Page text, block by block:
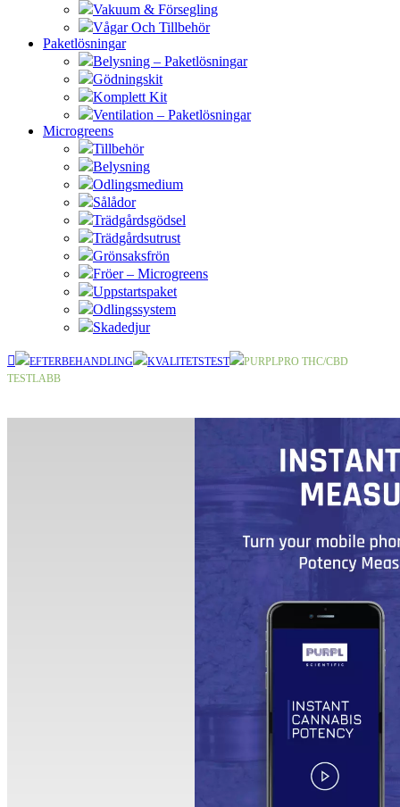
Vakuum & Försegling
Vågar Och Tillbehör
Paketlösningar
Belysning – Paketlösningar
Gödningskit
Komplett Kit
Ventilation – Paketlösningar
Microgreens
Tillbehör
Belysning
Odlingsmedium
Sålådor
Trädgårdsgödsel
Trädgårdsutrust
Grönsaksfrön
Fröer – Microgreens
Uppstartspaket
Odlingssystem
Skadedjur
EFTERBEHANDLING KVALITETSTEST
PURPLPRO THC/CBD
TESTLABB